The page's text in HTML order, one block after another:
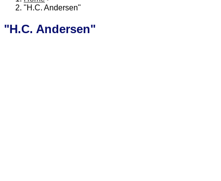
"H.C. Andersen"
"H.C. Andersen"